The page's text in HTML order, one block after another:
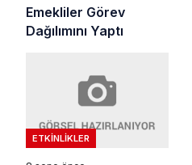
Emekliler Görev
Dağılımını Yaptı
ETKINLIKLER